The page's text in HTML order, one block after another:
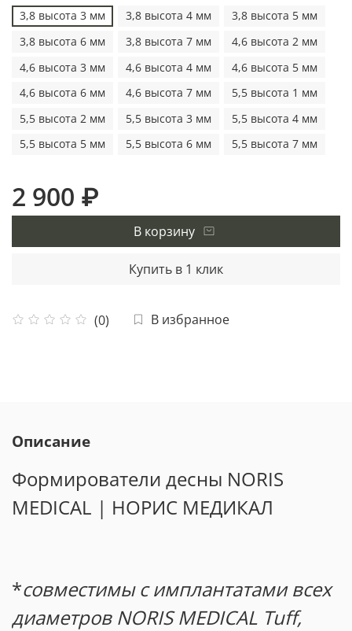
(0) В избранное
3,8 высота 3 мм 3,8 высота 4 мм
3,8 высота 5 мм
3,8 высота 6 мм
3,8 высота 7 мм
4,6 высота 2 мм
4,6 высота 3 мм
4,6 высота 4 мм
4,6 высота 5 мм
4,6 высота 6 мм
4,6 высота 7 мм
5,5 высота 1 мм
5,5 высота 2 мм
5,5 высота 3 мм
5,5 высота 4 мм
5,5 высота 5 мм
5,5 высота 6 мм 5,5 высота 7 мм
2 900 ₽
В корзину
Купить в 1 клик
Описание
Формирователи десны NORIS
MEDICAL | НОРИС МЕДИКАЛ
*совместимы с имплантатами всех
диаметров NORIS MEDICAL Tuff,